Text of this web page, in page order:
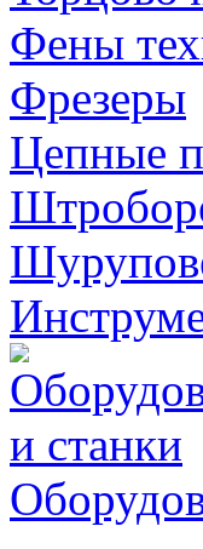
Фены
Фрезеры
Цепные